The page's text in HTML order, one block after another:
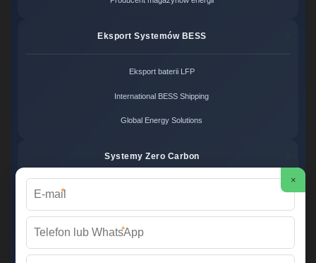
Eksport Systemów BESS
Eksport baterii LFP
International BESS Shipping
Global Energy Solutions
Systemy Zero Carbon
Zero Carbon Energy
Ekologiczne rozwiązania OZE
×
*
*